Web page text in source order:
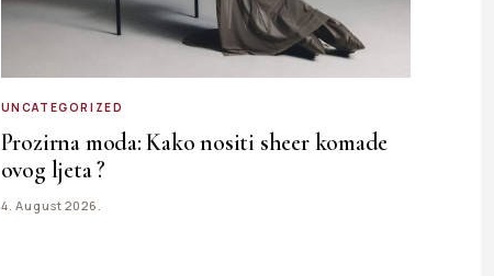
UNCATEGORIZED
Prozirna moda: Kako nositi sheer komade
ovog ljeta ?
4. August 2026.